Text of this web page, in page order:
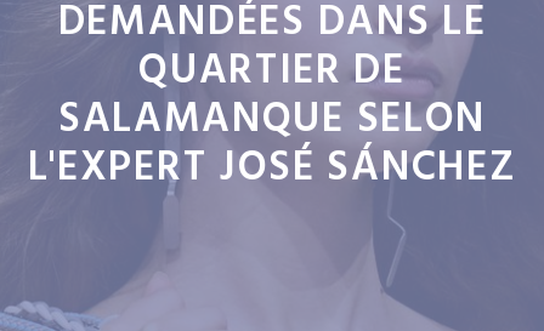
DEMANDÉES DANS LE
QUARTIER DE
SALAMANQUE SELON
L'EXPERT JOSÉ SÁNCHEZ